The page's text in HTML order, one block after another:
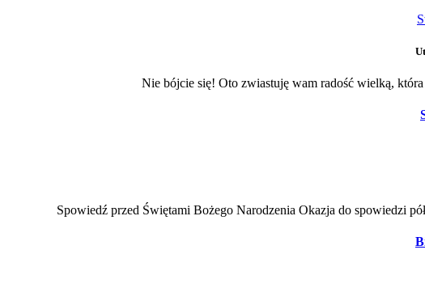
Nie bójcie się! Oto zwiastuję wam radość wielką,
Spowiedź przed Świętami Bożego Narodzenia Okazja do spowiedzi